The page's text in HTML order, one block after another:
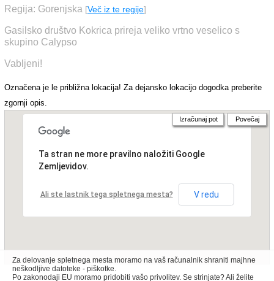
Regija: Gorenjska [Več iz te regije]
Gasilsko društvo Kokrica prireja veliko vrtno veselico s
skupino Calypso
Vabljeni!
Označena je le približna lokacija! Za dejansko lokacijo dogodka preberite
zgornji opis.
Ta stran ne more pravilno naložiti Google
Zemljevidov.
Ali ste lastnik tega spletnega mesta? V redu
Izračunaj pot Povečaj
Za delovanje spletnega mesta moramo na vaš računalnik shraniti majhne
neškodljive datoteke - piškotke.
Po zakonodaji EU moramo pridobiti vašo privolitev. Se strinjate? Ali želite